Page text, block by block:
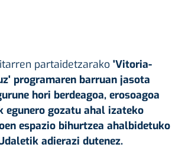
partaidetzarako 'Vitoria-
programaren barruan jasota
hori berdeagoa, erosoagoa
egunero gozatu ahal izateko
espazio bihurtzea ahalbidetuko
adierazi dutenez.